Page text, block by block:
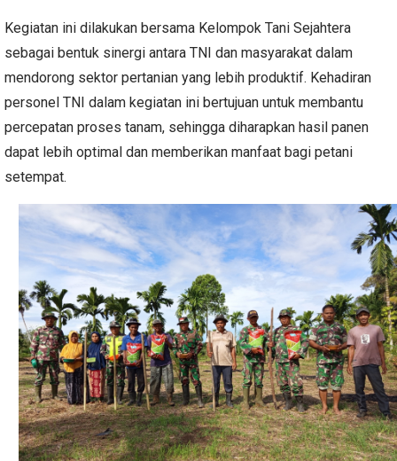
Kegiatan ini dilakukan bersama Kelompok Tani Sejahtera
sebagai bentuk sinergi antara TNI dan masyarakat dalam
mendorong sektor pertanian yang lebih produktif. Kehadiran
personel TNI dalam kegiatan ini bertujuan untuk membantu
percepatan proses tanam, sehingga diharapkan hasil panen
dapat lebih optimal dan memberikan manfaat bagi petani
setempat.